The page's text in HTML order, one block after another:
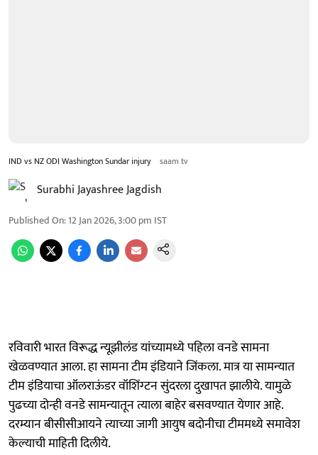
IND vs NZ ODI Washington Sundar injury saam tv
Surabhi Jayashree Jagdish
Published On:12 Jan 2026, 3:00 pm IST
रविवारी भारत विरूद्ध न्यूझीलंड यांच्यामध्ये पहिला वनडे सामना
खेळवण्यात आला. हा सामना टीम इंडियाने जिंकला. मात्र या सामन्यात
टीम इंडियाचा ऑलराऊंडर वॉशिंग्टन सुंदरला दुखापत झालीये. यामुळे
पुढच्या दोन्ही वनडे सामन्यातून त्याला बाहेर बसवण्यात येणार आहे.
दरम्यान बीसीसीआयने त्याच्या जागी आयुष बदोनीचा टीममध्ये समावेश
केल्याची माहिती दिलीये.